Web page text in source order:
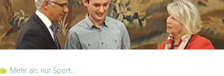
Mehr als nur Sport...